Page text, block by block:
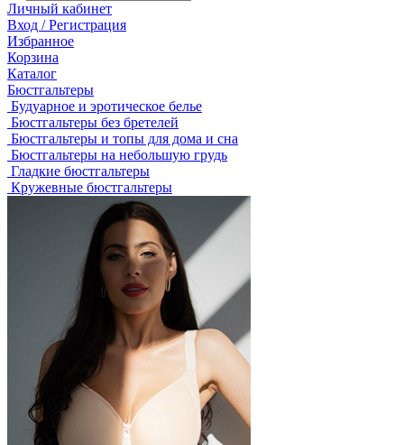
Личный кабинет
Вход / Регистрация
Избранное
Корзина
Каталог
Бюстгальтеры
Будуарное и эротическое белье
Бюстгальтеры без бретелей
Бюстгальтеры и топы для дома и сна
Бюстгальтеры на небольшую грудь
Гладкие бюстгальтеры
Кружевные бюстгальтеры